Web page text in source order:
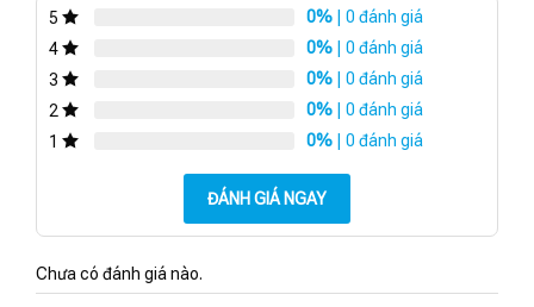
5 0% | 0 đánh giá
4
0% | 0 đánh giá
3
0% | 0 đánh giá
2
0% | 0 đánh giá
1
0% | 0 đánh giá
ĐÁNH GIÁ NGAY
Chưa có đánh giá nào.